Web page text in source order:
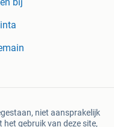
bij
niet aansprakelijk
gebruik van deze site,